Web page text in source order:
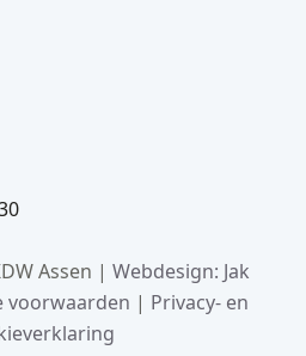
Assen | Webdesign: Jak
voorwaarden | Privacy- en